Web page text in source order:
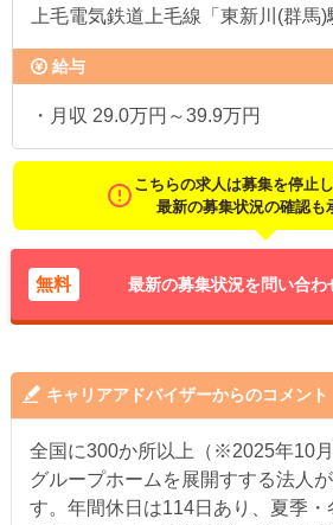
上毛電気鉄道上毛線「東新川(群馬
給与
・月収 29.0万円～39.9万円
こちらの求人は募集を停止し
最新の募集状況の確認も
無料 最新の募集状況を問い合わ
キャリアアドバイザーからのコメント
全国に300か所以上（※2025年10
グループホームを展開すする法人
す。年間休日は114日あり、夏季・